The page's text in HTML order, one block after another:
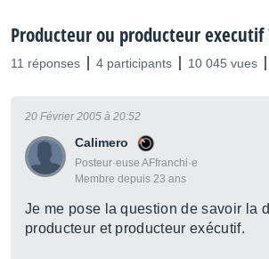
Producteur ou producteur executif
11 réponses 4 participants 10 045 vues
Calimero
Posteur·euse AFfranchi·e
Membre depuis 23 ans
20 Février 2005 à 20:52
Je me pose la question de savoir la
producteur et producteur exécutif.